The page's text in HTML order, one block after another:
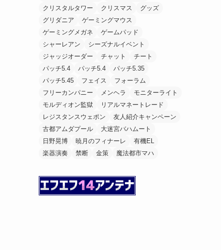
クリスタルタワー
クリスマス
グッズ
グリダニア
ゲーミングマウス
ゲーミングメガネ
ゲームパッド
シャーレアン
シーズナルイベント
ジャッジオーダー
チャット
チート
パッチ5.4
パッチ5.4
パッチ5.35
パッチ5.45
フェイス
フォーラム
フリーカンパニー
メンヘラ
モニターライト
モルディオン監獄
リアルマネートレード
レジスタンスウェポン
友人紹介キャンペーン
古都アムダプール
大迷宮バハムート
日野晃博
暁月のフィナーレ
有機EL
楽器演奏
禁断 金策 魔法都市マハ